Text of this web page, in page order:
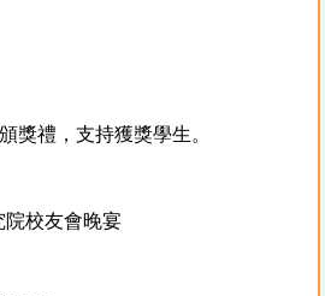
獎禮，支持獲獎學生。
校友會晚宴